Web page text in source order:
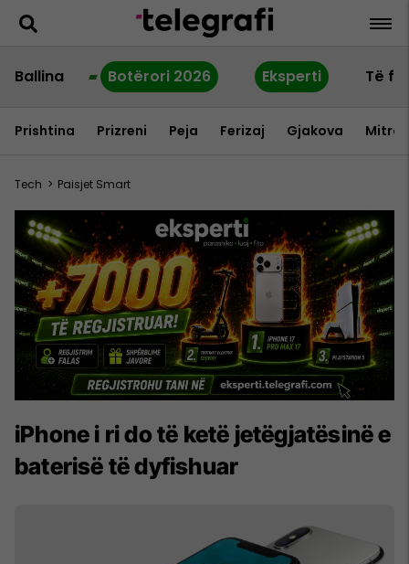
Ballina Botërori 2026 Eksperti Të
Prishtina Prizreni Peja Ferizaj Gjakova
Tech > Paisjet Smart
iPhone i ri do të ketë jetëgjatësinë e
baterisë të dyfishuar